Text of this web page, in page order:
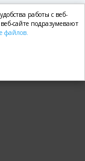
работы с веб-
сайте подразумевают
файлов.